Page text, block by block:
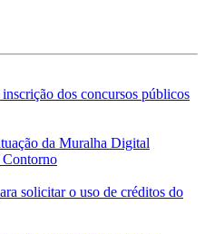
dos concursos públicos
da Muralha Digital
Contorno
solicitar o uso de créditos do